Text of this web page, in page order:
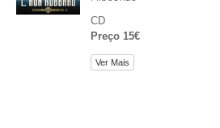
CD
Preço 15€
Ver Mais